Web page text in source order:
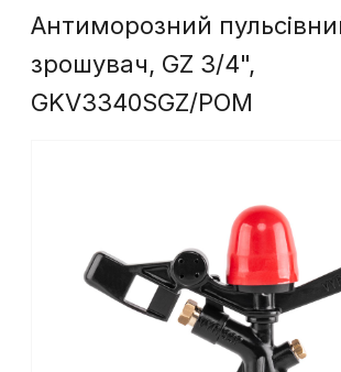
Антиморозний
зрошувач, GZ 3/4",
GKV3340SGZ/POM